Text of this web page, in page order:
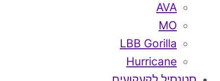
AVA
MO
LBB Gorilla
Hurricane